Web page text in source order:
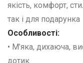
якість, комфорт,
так і для подарунка
Особливості:
• М’яка, дихаюча,
дотик